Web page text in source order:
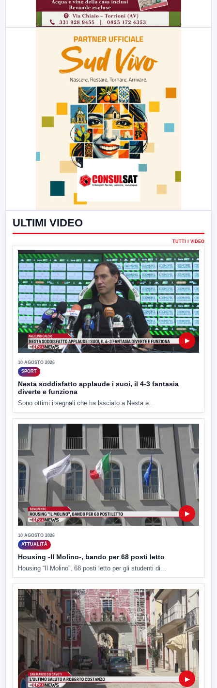
ULTIMI VIDEO
TUTTI I VIDEO
▶
10 AGOSTO 2026
SPORT
Nesta soddisfatto applaude i suoi, il 4-3 fantasia
diverte e funziona
Sono ottimi i segnali che ha lasciato a Nesta e...
▶
10 AGOSTO 2026
ATTUALITÀ
Housing -Il Molino-, bando per 68 posti letto
Housing “Il Molino”, 68 posti letto per gli studenti di...
▶